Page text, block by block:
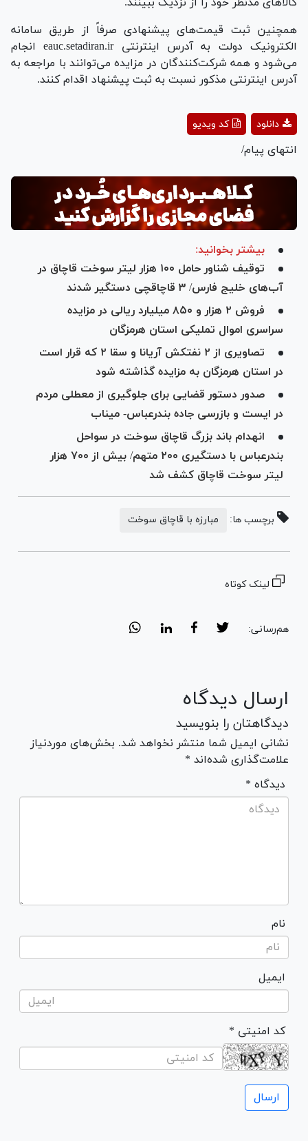
همچنین ثبت قیمت‌های پیشنهادی صرفاً از طریق سامانه
الکترونیک دولت به آدرس اینترنتی eauc.setadiran.ir انجام
می‌شود و همه شرکت‌کنندگان در مزایده می‌توانند با مراجعه به
آدرس اینترنتی مذکور نسبت به ثبت پیشنهاد اقدام کنند.
Playکد ویدیو دانلود
انتهای پیام/
بیشتر بخوانید:
توقیف شناور حامل ۱۰۰ هزار لیتر سوخت قاچاق در
آب‌های خلیج‌ فارس/ ۳ قاچاقچی دستگیر شدند
فروش ۲ هزار و ۸۵۰ میلیارد ریالی در مزایده
سراسری اموال تملیکی استان هرمزگان
تصاویری از ۲ نفتکش آریانا و سقا ۲ که قرار است
در استان هرمزگان به مزایده گذاشته شود
صدور دستور قضایی برای جلوگیری از معطلی مردم
در ایست و بازرسی جاده بندرعباس- میناب
انهدام باند بزرگ قاچاق سوخت در سواحل
بندرعباس با دستگیری ۲۰۰ متهم/ بیش از ۷۰۰ هزار
لیتر سوخت قاچاق کشف شد
برچسب ها: مبارزه با قاچاق سوخت
لینک کوتاه
هم‌رسانی:
ارسال دیدگاه
دیدگاهتان را بنویسید
نشانی ایمیل شما منتشر نخواهد شد. بخش‌های موردنیاز
علامت‌گذاری شده‌اند *
* دیدگاه
نام
ایمیل
* کد امنیتی